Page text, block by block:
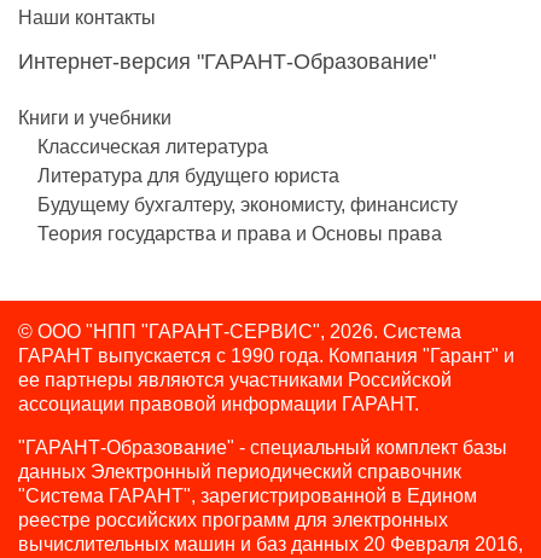
Наши контакты
Интернет-версия "ГАРАНТ-Образование"
Книги и учебники
Классическая литература
Литература для будущего юриста
Будущему бухгалтеру, экономисту, финансисту
Теория государства и права и Основы права
© ООО "НПП "ГАРАНТ-СЕРВИС", 2026. Система
ГАРАНТ выпускается с 1990 года. Компания "Гарант" и
ее партнеры являются участниками Российской
ассоциации правовой информации ГАРАНТ.
"ГАРАНТ-Образование" - специальный комплект базы
данных Электронный периодический справочник
"Система ГАРАНТ", зарегистрированной в Едином
реестре российских программ для электронных
вычислительных машин и баз данных 20 Февраля 2016,